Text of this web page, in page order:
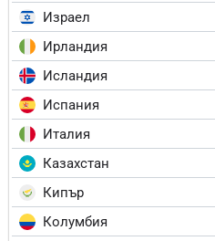
Израел
Ирландия
Исландия
Испания
Италия
Казахстан
Кипър
Колумбия